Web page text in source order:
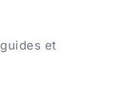
et